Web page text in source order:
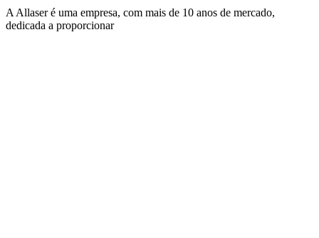
A Allaser é uma empresa, com mais de 10 anos de mercado,
dedicada a proporcionar